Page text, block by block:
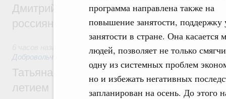
программа направлена также на
повышение занятости, поддержку
занятости в стране. Она касается
людей, позволяет не только
одну из системных проблем
но и избежать негативных
запланирован на осень. До этого
Дмитрий Чернышенко и Михаил
россиян с Днём физкультурника
Социальные инновации. Некоммерческие
Добровольчество и волонтёрство. Благотворительность
Татьяна Голикова поздравила
летием